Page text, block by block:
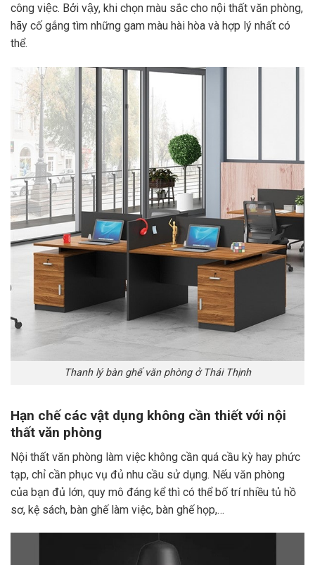
công việc. Bởi vậy, khi chọn màu sắc cho nội thất văn phòng,
hãy cố gắng tìm những gam màu hài hòa và hợp lý nhất có
thể.
Thanh lý bàn ghế văn phòng ở Thái Thịnh
Hạn chế các vật dụng không cần thiết với nội
thất văn phòng
Nội thất văn phòng làm việc không cần quá cầu kỳ hay phức
tạp, chỉ cần phục vụ đủ nhu cầu sử dụng. Nếu văn phòng
của bạn đủ lớn, quy mô đáng kể thì có thể bố trí nhiều tủ hồ
sơ, kệ sách, bàn ghế làm việc, bàn ghế họp,…